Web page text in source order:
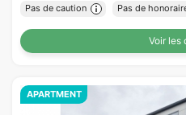
Pas de caution Pas de
Voir les
APARTMENT